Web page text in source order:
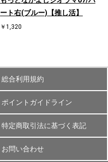
ート右(ブルー)【推し活】
￥1,320
総合利用規約
ポイントガイドライン
特定商取引法に基づく表記
お問い合わせ